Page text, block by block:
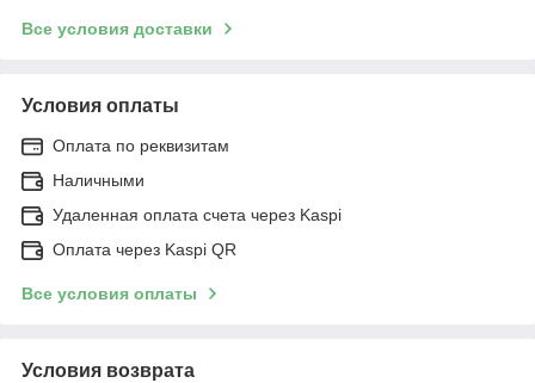
Все условия доставки
Условия оплаты
Оплата по реквизитам
Наличными
Удаленная оплата счета через Kaspi
Оплата через Kaspi QR
Все условия оплаты
Условия возврата